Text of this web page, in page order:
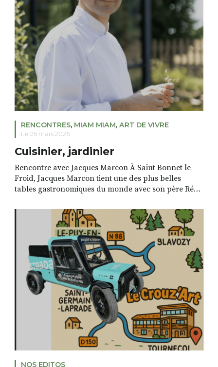
RENCONTRES, MIAM MIAM, ART DE VIVRE
Le 25 mars 2026
Cuisinier, jardinier
Rencontre avec Jacques Marcon À Saint Bonnet le
Froid, Jacques Marcon tient une des plus belles
tables gastronomiques du monde avec son père Régis
largement de cette place enviée, mais pas Jacques.
En juillet 2025, le chef cuisinier a surpris en
s’exprimant sur les médias. Une parole sensible, […]
NOS EDITOS